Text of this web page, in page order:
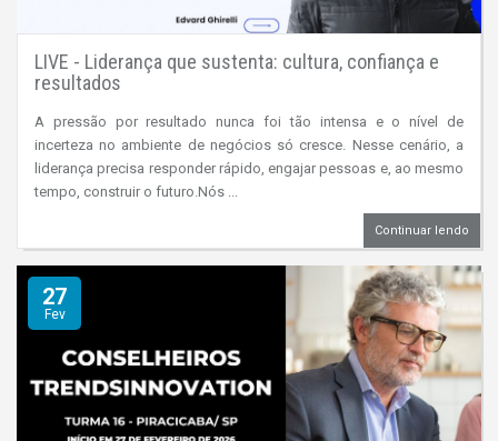
LIVE - Liderança que sustenta: cultura, confiança e
resultados
A pressão por resultado nunca foi tão intensa e o nível de
incerteza no ambiente de negócios só cresce. Nesse cenário, a
liderança precisa responder rápido, engajar pessoas e, ao mesmo
tempo, construir o futuro.Nós ...
Continuar lendo
27
Fev